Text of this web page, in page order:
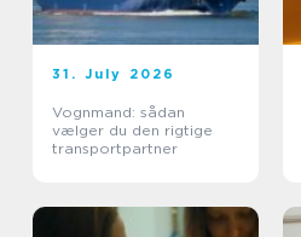
31. July 2026
Vognmand: sådan
vælger du den rigtige
transportpartner